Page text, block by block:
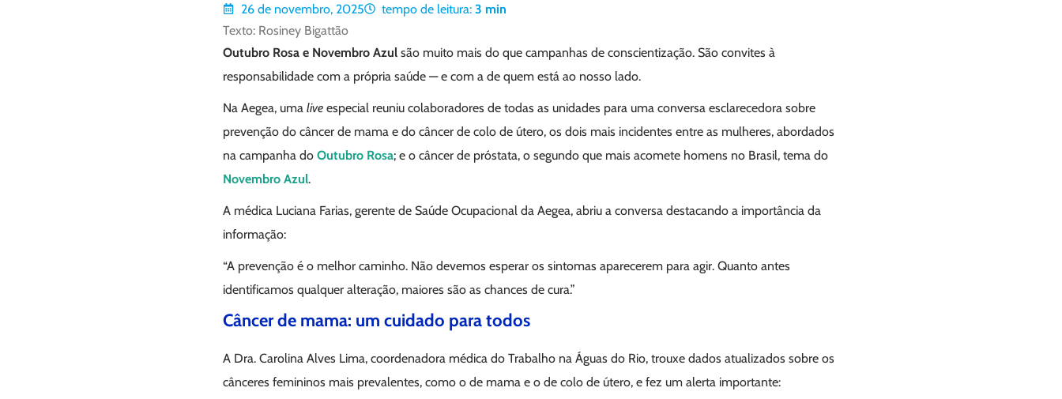
26 de novembro, 2025 tempo de leitura: 3 min
Texto: Rosiney Bigattão
Outubro Rosa e Novembro Azul são muito mais do que campanhas de conscientização. São convites à
responsabilidade com a própria saúde — e com a de quem está ao nosso lado.
Na Aegea, uma live especial reuniu colaboradores de todas as unidades para uma conversa esclarecedora sobre
prevenção do câncer de mama e do câncer de colo de útero, os dois mais incidentes entre as mulheres, abordados
na campanha do Outubro Rosa; e o câncer de próstata, o segundo que mais acomete homens no Brasil, tema do
Novembro Azul.
A médica Luciana Farias, gerente de Saúde Ocupacional da Aegea, abriu a conversa destacando a importância da
informação:
“A prevenção é o melhor caminho. Não devemos esperar os sintomas aparecerem para agir. Quanto antes
identificamos qualquer alteração, maiores são as chances de cura.”
Câncer de mama: um cuidado para todos
A Dra. Carolina Alves Lima, coordenadora médica do Trabalho na Águas do Rio, trouxe dados atualizados sobre os
cânceres femininos mais prevalentes, como o de mama e o de colo de útero, e fez um alerta importante: